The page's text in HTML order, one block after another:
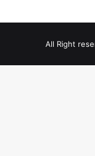
All Right